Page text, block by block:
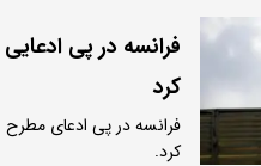
فرانسه در پی
کرد
فرانسه در پی ادعای مطرح
کرد.